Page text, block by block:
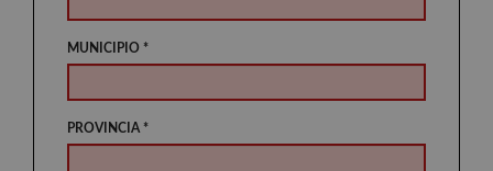
MUNICIPIO *
PROVINCIA *